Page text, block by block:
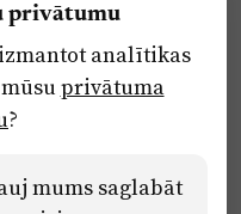
privātumu
analītikas
privātuma
?
mums saglabāt